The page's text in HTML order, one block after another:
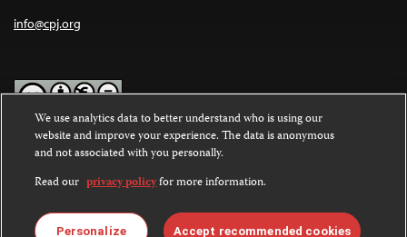
info@cpj.org
Except where noted, text on this website is licensed under a
Commons Attribution-NonCommercial-NoDerivatives 4.0
International License.
Images and other media are not covered by the Creative Commons
license. For more information about permissions, see ourFAQs
We use analytics data to better understand who is using our
website and improve your experience. The data is anonymous
and not associated with you personally.
Read our privacy policyfor more information.
Personalize Accept recommended cookies